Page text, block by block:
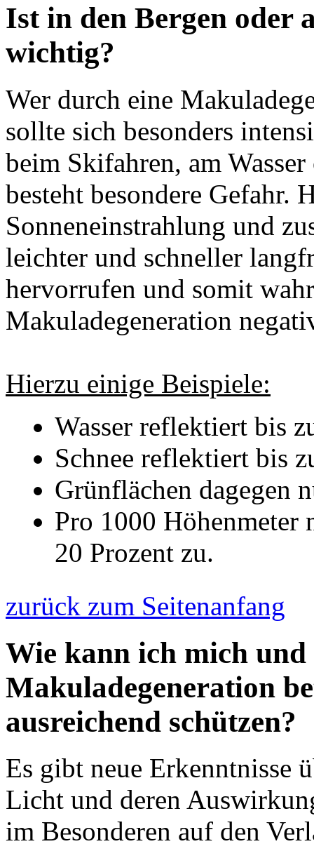
Ist in den Bergen oder
wichtig?
Wer durch eine
sollte sich besonders
beim Skifahren, am
besteht besondere Gefahr.
Sonneneinstrahlung und
leichter und schneller
hervorrufen und somit
Makuladegeneration
Hierzu einige Beispiele:
Wasser reflektiert bis
Schnee reflektiert bis
Grünflächen dagegen
Pro 1000 Höhenmeter
20 Prozent zu.
zurück zum Seitenanfang
Wie kann ich mich und
Makuladegeneration
ausreichend schützen?
Es gibt neue Erkenntnisse
Licht und deren
im Besonderen auf den